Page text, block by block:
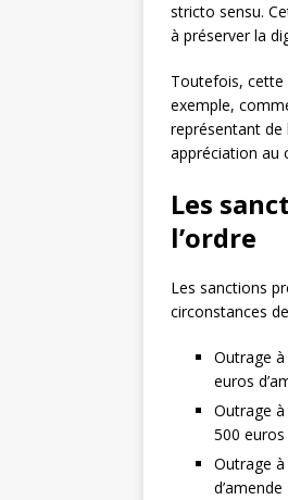
stricto sensu.
à préserver la
Toutefois, cette
exemple,
représentant de
appréciation au
Les
l’ordre
Les sanctions
circonstances
Outrage
euros
Outrage à
500 euros
Outrage
d’amende